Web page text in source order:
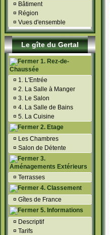
¤ Bâtiment
¤ Région
¤ Vues d'ensemble
Le gîte du Gertal
1. Rez-de-
Chaussée
¤ 1. L'Entrée
¤ 2. La Salle à Manger
¤ 3. Le Salon
¤ 4. La Salle de Bains
¤ 5. La Cuisine
2. Etage
¤ Les Chambres
¤ Salon de Détente
3.
Aménagements Extérieurs
¤ Terrasses
4. Classement
¤ Gîtes de France
5. Informations
¤ Descriptif
¤ Tarifs